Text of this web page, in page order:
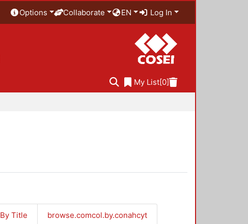
Options Collaborate EN Log In
My List[0]
By Title browse.comcol.by.conahcyt